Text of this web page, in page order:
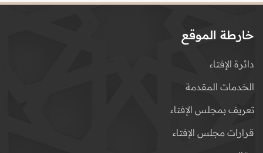
خارطة الموقع
دائرة الإفتاء
الخدمات المقدمة
تعريف بمجلس الإفتاء
قرارات مجلس الإفتاء